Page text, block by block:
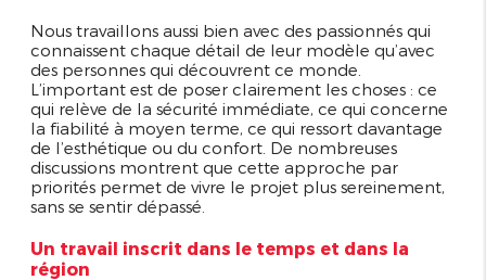
Nous travaillons aussi bien avec des passionnés qui
connaissent chaque détail de leur modèle qu’avec
des personnes qui découvrent ce monde.
L’important est de poser clairement les choses : ce
qui relève de la sécurité immédiate, ce qui concerne
la fiabilité à moyen terme, ce qui ressort davantage
de l’esthétique ou du confort. De nombreuses
discussions montrent que cette approche par
priorités permet de vivre le projet plus sereinement,
sans se sentir dépassé.
Un travail inscrit dans le temps et dans la
région